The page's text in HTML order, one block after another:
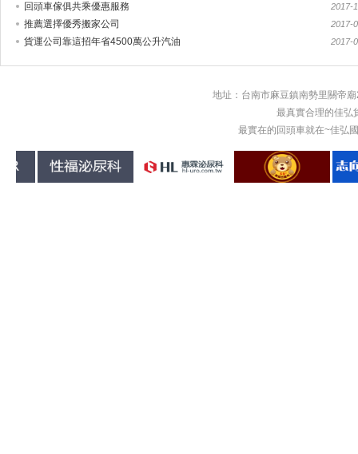
2017-
回頭車傢俱共乘優惠服務
2017-
推薦選擇優秀搬家公司
2017-
貨運公司靠這招年省4500萬公升汽油
地址：台南市麻豆鎮南勢里關帝
最真實合理的佳弘
最實在的回頭車就在~佳弘